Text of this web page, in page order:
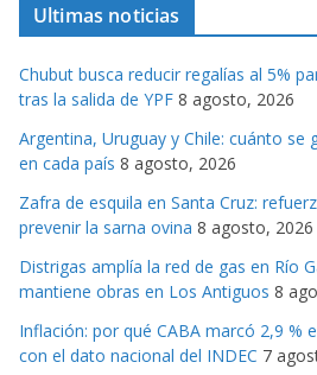
o
r
i
a
s
Ultimas noticias
Chubut busca reducir regalías al 5%
tras la salida de YPF 8 agosto, 2026
Argentina, Uruguay y Chile: cuánto se
en cada país 8 agosto, 2026
Zafra de esquila en Santa Cruz:
prevenir la sarna ovina 8 agosto, 2026
Distrigas amplía la red de gas en Río
mantiene obras en Los Antiguos 8
Inflación: por qué CABA marcó 2,9 %
con el dato nacional del INDEC 7